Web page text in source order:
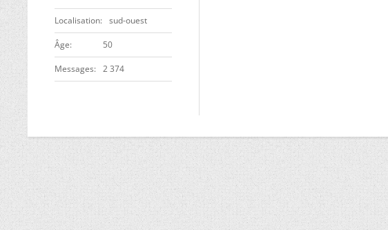
Localisation sud-ouest
ge 50
Messages 2 374